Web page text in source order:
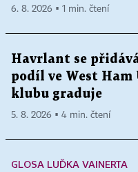
6. 8. 2026 ▪ 1 min. čtení
Havrlant se
podíl ve West
klubu graduje
5. 8. 2026 ▪ 4 min. čtení
GLOSA LUĎKA VAINERTA